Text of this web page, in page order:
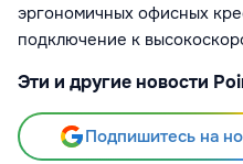
эргономичных офисных
подключение к
Эти и другие новости
Подпишитесь на